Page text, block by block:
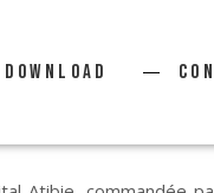
Download